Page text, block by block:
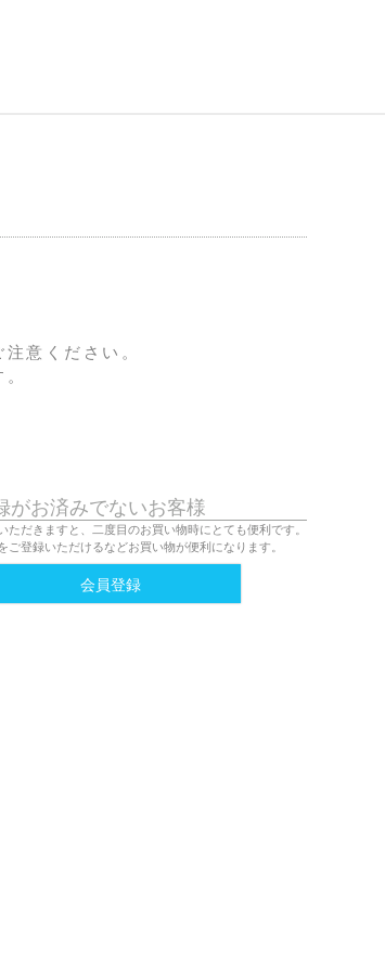
意ください。
がお済みでないお客様
ただきますと、二度目のお買い物時にとても便利です。
ご登録いただけるなどお買い物が便利になります。
会員登録